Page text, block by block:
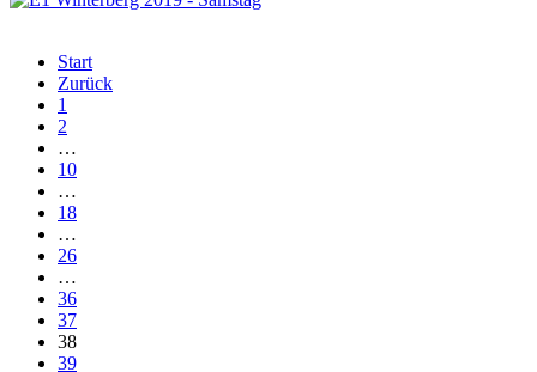
Start
Zurück
1
2
…
10
…
18
…
26
…
36
37
38
39